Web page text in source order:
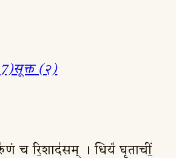
सूक्त (२)
च रि॒शाद॑सम् । धियं॑ घृ॒ताचीं॒